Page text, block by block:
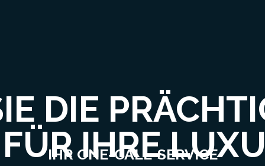
DIE
IHRE
IHR ONE-CALL-SERVICE